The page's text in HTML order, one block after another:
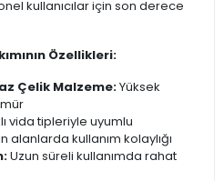
kullanıcılar için son derece
Özellikleri:
Çelik Malzeme:Yüksek
vida tipleriyle uyumlu
alanlarda kullanım kolaylığı
Uzun süreli kullanımda rahat